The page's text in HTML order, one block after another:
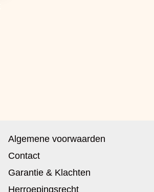
Algemene voorwaarden
Contact
Garantie & Klachten
Herroepingsrecht